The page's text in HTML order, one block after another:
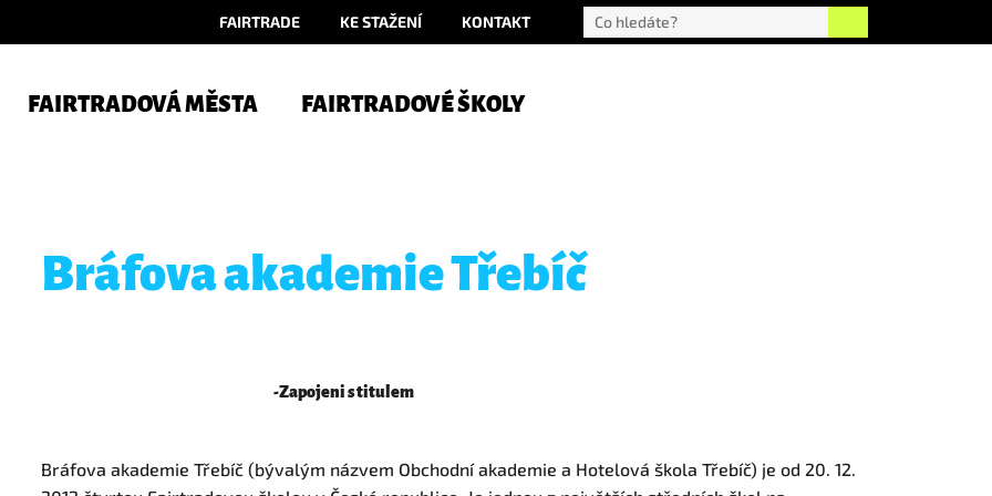
FAIRTRADE KE STAŽENÍ KONTAKT
FAIRTRADOVÁ MĚSTA FAIRTRADOVÉ ŠKOLY
Bráfova akademie Třebíč
-Zapojeni s titulem
Bráfova akademie Třebíč (bývalým názvem Obchodní akademie a Hotelová škola Třebíč) je od 20. 12.